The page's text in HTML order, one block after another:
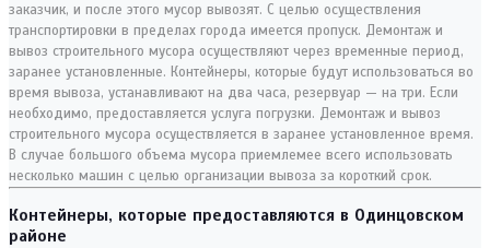
заказчик, и после этого мусор вывозят. С целью осуществления
транспортировки в пределах города имеется пропуск. Демонтаж и
вывоз строительного мусора осуществляют через временные период,
заранее установленные. Контейнеры, которые будут использоваться во
время вывоза, устанавливают на два часа, резервуар — на три. Если
необходимо, предоставляется услуга погрузки. Демонтаж и вывоз
строительного мусора осуществляется в заранее установленное время.
В случае большого объема мусора приемлемее всего использовать
несколько машин с целью организации вывоза за короткий срок.
Контейнеры, которые предоставляются в Одинцовском
районе